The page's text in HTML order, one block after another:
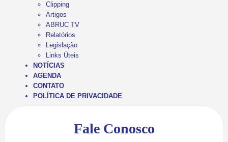
Clipping
Artigos
ABRUC TV
Relatórios
Legislação
Links Úteis
NOTÍCIAS
AGENDA
CONTATO
POLÍTICA DE PRIVACIDADE
Fale Conosco